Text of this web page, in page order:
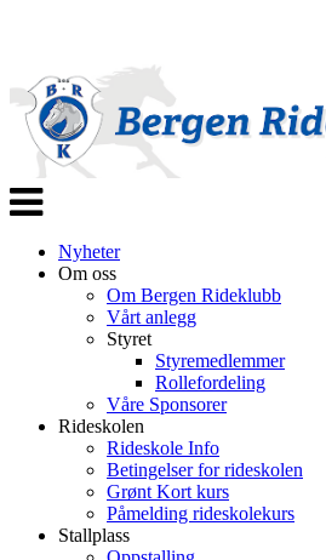
Veksle
navigasjon
Nyheter
Om oss
Om Bergen Rideklubb
Vårt anlegg
Styret
Styremedlemmer
Rollefordeling
Våre Sponsorer
Rideskolen
Rideskole Info
Betingelser for rideskolen
Grønt Kort kurs
Påmelding rideskolekurs
Stallplass